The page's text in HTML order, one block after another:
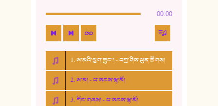
00:00
1. ཨ་མའི་ཕྱག་ཟུང་། - བཀྲ་ཤིས་ཕུན་ཚོགས།
2. ཨ་མ། - པ་སངས་ལྷ་མོ།
3. ཀོང་གཞས། - པ་སངས་ལྷ་མོ།